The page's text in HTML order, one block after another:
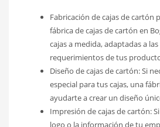
Fabricación de cajas de cartón
fábrica de cajas de cartón en
cajas a medida, adaptadas a
requerimientos de tus
Diseño de cajas de cartón: Si
especial para tus cajas, una
ayudarte a crear un diseño
Impresión de cajas de cartón:
logo o la información de tu